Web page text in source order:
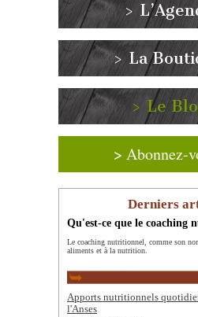
>
> La
> Le
> Abonnez-
Derniers
Qu'est-ce que le coaching
Le coaching nutritionnel, comme son
aliments et à la nutrition.
Apports nutritionnels
l'Anses